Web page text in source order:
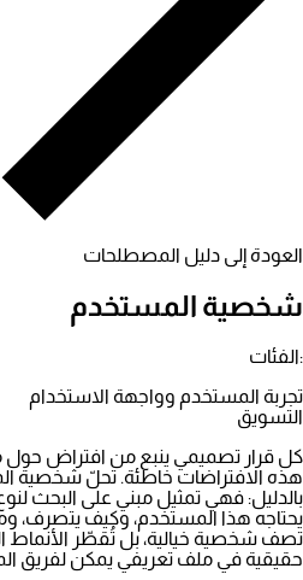
العودة إلى دليل المصطلحات
شخصية المستخدم
:الفئات
تجربة المستخدم وواجهة الاستخدام
التسويق
كل قرار تصميمي ينبع من افتراض
هذه الافتراضات خاطئة. تحلّ شخصية
بالدليل: فهي تمثيل مبني على البحث
يحتاجه هذا المستخدم، وكيف يتصرف،
تصف شخصية خيالية، بل تُقطّر الأنماط
حقيقية في ملف تعريفي يمكن لفريق